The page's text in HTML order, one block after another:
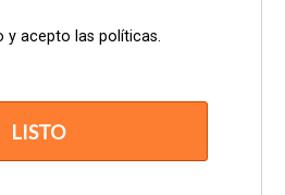
su expresa autorización o
mayor de tipo legal que lo
de las opiniones vertidas
modo de artículos (también
por los visitantes, son
y acepto las políticas.
LISTO